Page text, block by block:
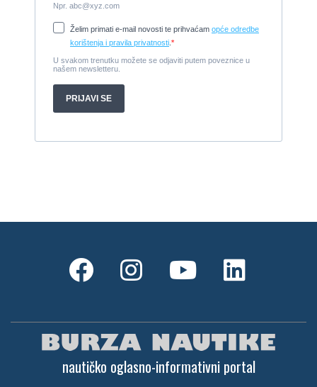
nautičko oglasno-informativni portal